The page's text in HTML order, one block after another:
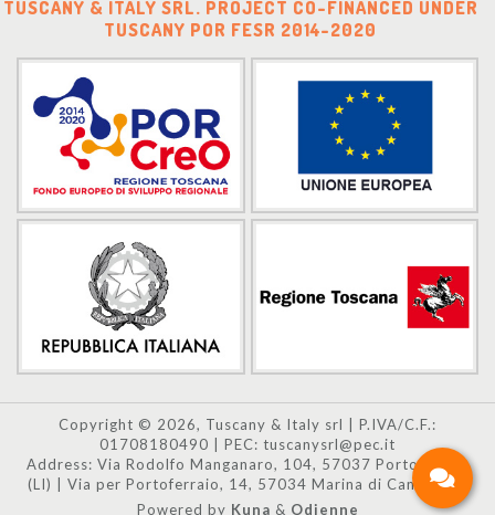
TUSCANY & ITALY SRL. PROJECT CO-FINANCED UNDER
TUSCANY POR FESR 2014-2020
Copyright © 2026, Tuscany & Italy srl | P.IVA/C.F.:
01708180490 | PEC: tuscanysrl@pec.it
Address: Via Rodolfo Manganaro, 104, 57037 Portoferraio
(LI) | Via per Portoferraio, 14, 57034 Marina di Campo (LI)
Powered by Kuna & Odienne